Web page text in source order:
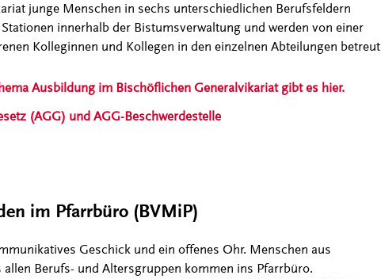
junge Menschen in sechs unterschiedlichen Berufsfeldern
innerhalb der Bistumsverwaltung und werden von einer
Kolleginnen und Kollegen in den einzelnen Abteilungen
Ausbildung im Bischöflichen Generalvikariat gibt es hier.
(AGG) und AGG-Beschwerdestelle
im Pfarrbüro (BVMiP)
Geschick und ein offenes Ohr. Menschen aus
Berufs- und Altersgruppen kommen ins Pfarrbüro.